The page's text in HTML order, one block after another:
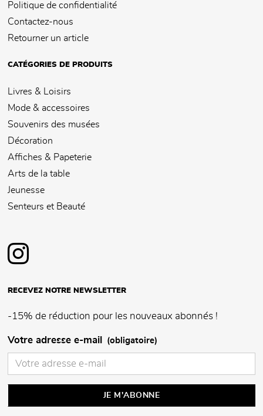
Politique de confidentialité
Contactez-nous
Retourner un article
CATÉGORIES DE PRODUITS
Livres & Loisirs
Mode & accessoires
Souvenirs des musées
Décoration
Affiches & Papeterie
Arts de la table
Jeunesse
Senteurs et Beauté
RECEVEZ NOTRE NEWSLETTER
-15% de réduction pour les nouveaux abonnés !
Votre adresse e-mail (obligatoire)